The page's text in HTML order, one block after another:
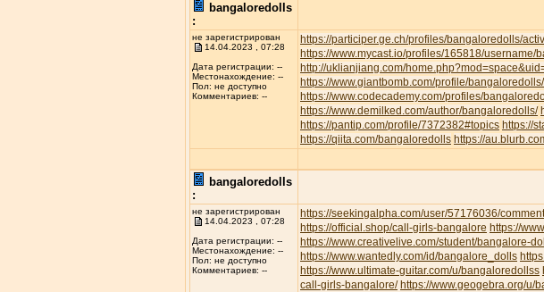
bangaloredolls
:
не зарегистрирован
14.04.2023 , 07:28
Дата регистрации: --
Местонахождение: --
Пол: не доступно
Комментариев: --
https://participer.ge.ch/profiles/bangaloredolls/
https://www.mycast.io/profiles/165818/username/
http://uklianjiang.com/
https://www.giantbomb.com/profile/bangaloredolls/
https://www.codecademy.com/profiles/
https://www.demilked.com/author/bangaloredolls/
https://pantip.com/profile/7372382#topics https://
https://qiita.com/bangaloredolls https://
bangaloredolls
:
не зарегистрирован
14.04.2023 , 07:28
Дата регистрации: --
Местонахождение: --
Пол: не доступно
Комментариев: --
https://seekingalpha.com/user/57176036/
https://official.shop/call-girls-bangalore https://
https://www.creativelive.com/student/bangalore-
https://www.wantedly.com/id/bangalore_dolls
https://www.ultimate-guitar.com/u/bangaloredollss
call-girls-bangalore/ https://www.geogebra.org/u/